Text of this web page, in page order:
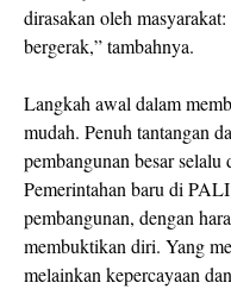
dirasakan oleh
bergerak,” tambahnya.
Langkah awal dalam
mudah. Penuh tantangan
pembangunan besar
Pemerintahan baru di
pembangunan, dengan
membuktikan diri. Yang
melainkan kepercayaan